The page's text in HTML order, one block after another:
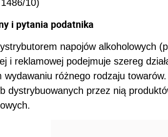
10)
i pytania podatnika
napojów alkoholowych
i reklamowej podejmuje szereg
wydawaniu różnego rodzaju
dystrybuowanych przez nią